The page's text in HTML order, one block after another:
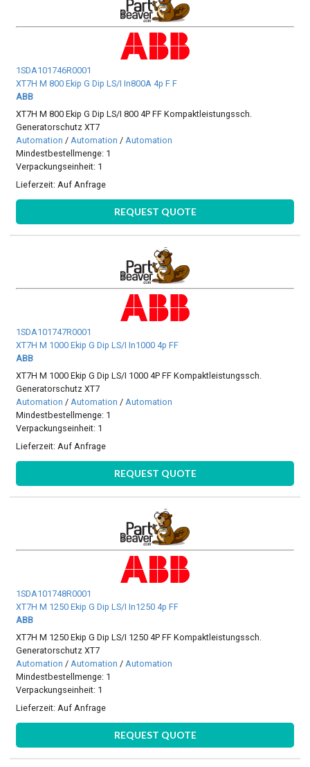
1SDA101746R0001
XT7H M 800 Ekip G Dip LS/I In800A 4p F F
ABB
XT7H M 800 Ekip G Dip LS/I 800 4P FF Kompaktleistungssch.
Generatorschutz XT7
Automation /Automation /Automation
Mindestbestellmenge: 1
Verpackungseinheit: 1
Lieferzeit: Auf Anfrage
REQUEST QUOTE
1SDA101747R0001
XT7H M 1000 Ekip G Dip LS/I In1000 4p FF
ABB
XT7H M 1000 Ekip G Dip LS/I 1000 4P FF Kompaktleistungssch.
Generatorschutz XT7
Automation /Automation /Automation
Mindestbestellmenge: 1
Verpackungseinheit: 1
Lieferzeit: Auf Anfrage
REQUEST QUOTE
1SDA101748R0001
XT7H M 1250 Ekip G Dip LS/I In1250 4p FF
ABB
XT7H M 1250 Ekip G Dip LS/I 1250 4P FF Kompaktleistungssch.
Generatorschutz XT7
Automation /Automation /Automation
Mindestbestellmenge: 1
Verpackungseinheit: 1
Lieferzeit: Auf Anfrage
REQUEST QUOTE